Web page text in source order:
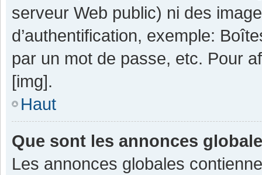
serveur Web public) ni des
d’authentification, exemple:
par un mot de passe, etc. Pour
[img].
Haut
Que sont les annonces
Les annonces globales